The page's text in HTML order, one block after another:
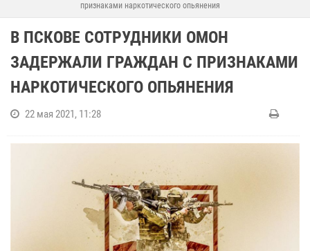
признаками наркотического опьянения
В ПСКОВЕ СОТРУДНИКИ ОМОН
ЗАДЕРЖАЛИ ГРАЖДАН С ПРИЗНАКАМИ
НАРКОТИЧЕСКОГО ОПЬЯНЕНИЯ
22 мая 2021, 11:28